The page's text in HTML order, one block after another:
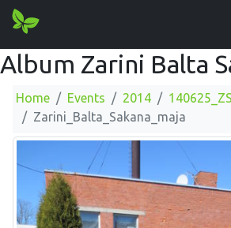
Album Zarini Balta
Home Events 2014
Zarini_Balta_Sakana_maja